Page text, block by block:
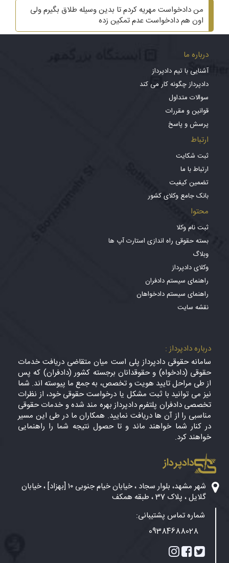
من دادخواست مهریه کردم تا بدین وسیله طلاق بگیرم ولی
اون هم دادخواست عدم تمکین زده
درباره ما
آشنایی با تیم دادپرداز
دادپرداز چگونه کار می کند
سوالات متداول
قوانین و مقررات
پرسش و پاسخ
ارتباط
ثبت شکایت
ارتباط با ما
تضمین کیفیت
بانک جامع وکلای کشور
محتوا
ثبت نام وکلا
بسته حقوقی راه اندازی استارت آپ ها
وبلاگ
وکلای دادپرداز
راهنمای سیستم دادفران
راهنمای سیستم دادخواهان
نقشه سایت
درباره دادپرداز :
سامانه حقوقی دادپرداز پلی است میان متقاضی دریافت خدمات
حقوقی (دادخواه) و حقوقدانان برجسته کشور (دادفران) که پس
از طی مراحل تایید هویت و تخصص، به جمع ما پیوسته اند. شما
نیز می توانید با ثبت مشکل یا درخواست حقوقی خود، از نظرات
تخصصی دادفران پلتفرم دادپرداز بهره مند شده و خدمات حقوقی
مناسبی را از آن ها دریافت نمایید. همکاران ما در طی این مسیر
در کنار شما خواهند ماند و تا حصول نتیجه شما را راهنمایی
خواهند کرد.
دادپرداز
شهر مشهد، بلوار سجاد ، خیابان خیام جنوبی ۱۰ [بهزاد] ، خیابان
گلایل ، پلاک 37 ، طبقه همکف
شماره تماس پشتیبانی:
09384688028